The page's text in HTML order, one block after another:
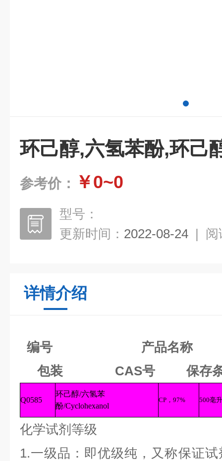
环己醇,六氢苯酚,环己
参考价： ￥0~0
型号：
更新时间： 2022-08-24 | 阅
详情介绍
编号
产品
包装 CAS号 保存
Q0585
环己醇/六氢苯
酚/Cyclohexanol
CP ， 97% 500毫升
化学试剂等级
1.一级品：即优级纯，又称保证